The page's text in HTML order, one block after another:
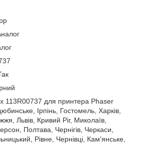
113R00737 для принтера Phaser
Ірпінь, Гостомель, Харків,
Львів, Кривий Ріг, Миколаїв,
Полтава, Чернігів, Черкаси,
Рівне, Чернівці, Кам'янське,